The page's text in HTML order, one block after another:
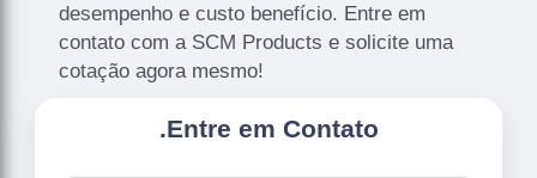
desempenho e custo benefício. Entre em
contato com a SCM Products e solicite uma
cotação agora mesmo!
.Entre em Contato